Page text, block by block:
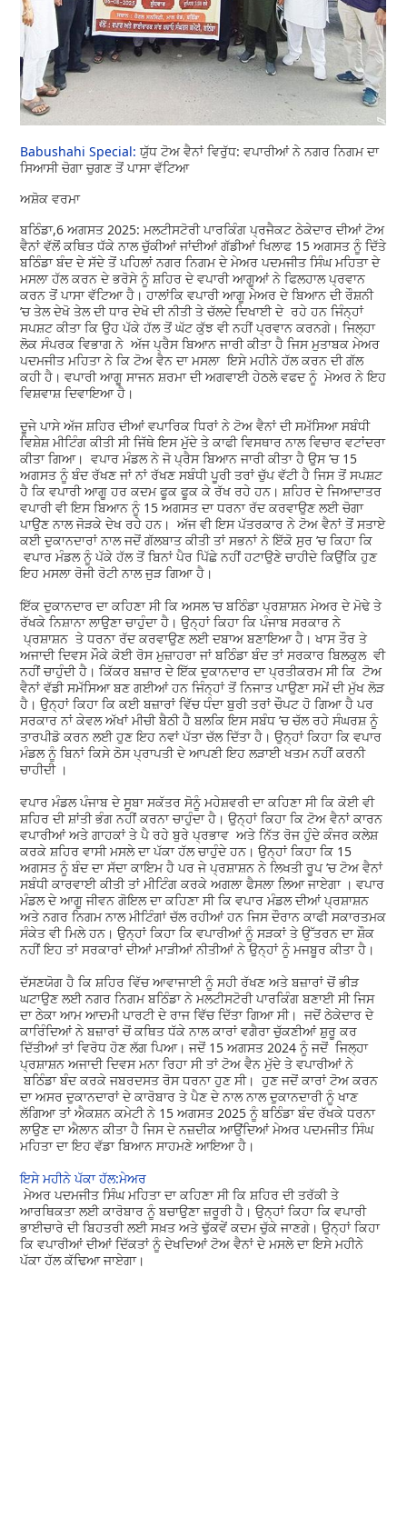
Babushahi Special: ਯੁੱਧ ਟੋਅ ਵੈਨਾਂ ਵਿਰੁੱਧ: ਵਪਾਰੀਆਂ ਨੇ ਨਗਰ ਨਿਗਮ ਦਾ
ਸਿਆਸੀ ਚੋਗਾ ਚੁਗਣ ਤੋਂ ਪਾਸਾ ਵੱਟਿਆ
ਅਸ਼ੋਕ ਵਰਮਾ
ਬਠਿੰਡਾ,6 ਅਗਸਤ 2025: ਮਲਟੀਸਟੋਰੀ ਪਾਰਕਿੰਗ ਪ੍ਰਜੈਕਟ ਠੇਕੇਦਾਰ ਦੀਆਂ ਟੋਅ
ਵੈਨਾਂ ਵੱਲੋਂ ਕਥਿਤ ਧੱਕੇ ਨਾਲ ਚੁੱਕੀਆਂ ਜਾਂਦੀਆਂ ਗੱਡੀਆਂ ਖਿਲਾਫ 15 ਅਗਸਤ ਨੂੰ ਦਿੱਤੇ
ਬਠਿੰਡਾ ਬੰਦ ਦੇ ਸੱਦੇ ਤੋਂ ਪਹਿਲਾਂ ਨਗਰ ਨਿਗਮ ਦੇ ਮੇਅਰ ਪਦਮਜੀਤ ਸਿੰਘ ਮਹਿਤਾ ਦੇ
ਮਸਲਾ ਹੱਲ ਕਰਨ ਦੇ ਭਰੋਸੇ ਨੂੰ ਸ਼ਹਿਰ ਦੇ ਵਪਾਰੀ ਆਗੂਆਂ ਨੇ ਫਿਲਹਾਲ ਪ੍ਰਵਾਨ
ਕਰਨ ਤੋਂ ਪਾਸਾ ਵੱਟਿਆ ਹੈ। ਹਾਲਾਂਕਿ ਵਪਾਰੀ ਆਗੂ ਮੇਅਰ ਦੇ ਬਿਆਨ ਦੀ ਰੌਸ਼ਨੀ
’ਚ ਤੇਲ ਦੇਖੋ ਤੇਲ ਦੀ ਧਾਰ ਦੇਖੋ ਦੀ ਨੀਤੀ ਤੇ ਚੱਲਦੇ ਦਿਖਾਈ ਦੇ ਰਹੇ ਹਨ ਜਿੰਨ੍ਹਾਂ
ਸਪਸ਼ਟ ਕੀਤਾ ਕਿ ਉਹ ਪੱਕੇ ਹੱਲ ਤੋਂ ਘੱਟ ਕੁੱਝ ਵੀ ਨਹੀਂ ਪ੍ਰਵਾਨ ਕਰਨਗੇ। ਜਿਲ੍ਹਾ
ਲੋਕ ਸੰਪਰਕ ਵਿਭਾਗ ਨੇ ਅੱਜ ਪ੍ਰੈਸ ਬਿਆਨ ਜਾਰੀ ਕੀਤਾ ਹੈ ਜਿਸ ਮੁਤਾਬਕ ਮੇਅਰ
ਪਦਮਜੀਤ ਮਹਿਤਾ ਨੇ ਕਿ ਟੋਅ ਵੈਨ ਦਾ ਮਸਲਾ ਇਸੇ ਮਹੀਨੇ ਹੱਲ ਕਰਨ ਦੀ ਗੱਲ
ਕਹੀ ਹੈ। ਵਪਾਰੀ ਆਗੂ ਸਾਜਨ ਸ਼ਰਮਾ ਦੀ ਅਗਵਾਈ ਹੇਠਲੇ ਵਫਦ ਨੂੰ ਮੇਅਰ ਨੇ ਇਹ
ਵਿਸ਼ਵਾਸ਼ ਦਿਵਾਇਆ ਹੈ।
ਦੂਜੇ ਪਾਸੇ ਅੱਜ ਸ਼ਹਿਰ ਦੀਆਂ ਵਪਾਰਿਕ ਧਿਰਾਂ ਨੇ ਟੋਅ ਵੈਨਾਂ ਦੀ ਸਮੱਸਿਆ ਸਬੰਧੀ
ਵਿਸ਼ੇਸ਼ ਮੀਟਿੰਗ ਕੀਤੀ ਸੀ ਜਿੱਥੇ ਇਸ ਮੁੱਦੇ ਤੇ ਕਾਫੀ ਵਿਸਥਾਰ ਨਾਲ ਵਿਚਾਰ ਵਟਾਂਦਰਾ
ਕੀਤਾ ਗਿਆ। ਵਪਾਰ ਮੰਡਲ ਨੇ ਜੋ ਪ੍ਰੈਸ ਬਿਆਨ ਜਾਰੀ ਕੀਤਾ ਹੈ ਉਸ ’ਚ 15
ਅਗਸਤ ਨੂੰ ਬੰਦ ਰੱਖਣ ਜਾਂ ਨਾਂ ਰੱਖਣ ਸਬੰਧੀ ਪੂਰੀ ਤਰਾਂ ਚੁੱਪ ਵੱਟੀ ਹੈ ਜਿਸ ਤੋਂ ਸਪਸ਼ਟ
ਹੈ ਕਿ ਵਪਾਰੀ ਆਗੂ ਹਰ ਕਦਮ ਫੂਕ ਫੂਕ ਕੇ ਰੱਖ ਰਹੇ ਹਨ। ਸ਼ਹਿਰ ਦੇ ਜਿਆਦਾਤਰ
ਵਪਾਰੀ ਵੀ ਇਸ ਬਿਆਨ ਨੂੰ 15 ਅਗਸਤ ਦਾ ਧਰਨਾ ਰੱਦ ਕਰਵਾਉਣ ਲਈ ਚੋਗਾ
ਪਾਉਣ ਨਾਲ ਜੋੜਕੇ ਦੇਖ ਰਹੇ ਹਨ। ਅੱਜ ਵੀ ਇਸ ਪੱਤਰਕਾਰ ਨੇ ਟੋਅ ਵੈਨਾਂ ਤੋਂ ਸਤਾਏ
ਕਈ ਦੁਕਾਨਦਾਰਾਂ ਨਾਲ ਜਦੋਂ ਗੱਲਬਾਤ ਕੀਤੀ ਤਾਂ ਸਭਨਾਂ ਨੇ ਇੱਕੋ ਸੁਰ ’ਚ ਕਿਹਾ ਕਿ
ਵਪਾਰ ਮੰਡਲ ਨੂੰ ਪੱਕੇ ਹੱਲ ਤੋਂ ਬਿਨਾਂ ਪੈਰ ਪਿੱਛੇ ਨਹੀਂ ਹਟਾਉਣੇ ਚਾਹੀਦੇ ਕਿਉਂਕਿ ਹੁਣ
ਇਹ ਮਸਲਾ ਰੋਜੀ ਰੋਟੀ ਨਾਲ ਜੁੜ ਗਿਆ ਹੈ।
ਇੱਕ ਦੁਕਾਨਦਾਰ ਦਾ ਕਹਿਣਾ ਸੀ ਕਿ ਅਸਲ ’ਚ ਬਠਿੰਡਾ ਪ੍ਰਸ਼ਾਸ਼ਨ ਮੇਅਰ ਦੇ ਮੋਢੇ ਤੇ
ਰੱਖਕੇ ਨਿਸ਼ਾਨਾ ਲਾਉਣਾ ਚਾਹੁੰਦਾ ਹੈ। ਉਨ੍ਹਾਂ ਕਿਹਾ ਕਿ ਪੰਜਾਬ ਸਰਕਾਰ ਨੇ
ਪ੍ਰਸ਼ਾਸ਼ਨ ਤੇ ਧਰਨਾ ਰੱਦ ਕਰਵਾਉਣ ਲਈ ਦਬਾਅ ਬਣਾਇਆ ਹੈ। ਖਾਸ ਤੌਰ ਤੇ
ਅਜਾਦੀ ਦਿਵਸ ਮੌਕੇ ਕੋਈ ਰੋਸ ਮੁਜ਼ਾਹਰਾ ਜਾਂ ਬਠਿੰਡਾ ਬੰਦ ਤਾਂ ਸਰਕਾਰ ਬਿਲਕੁਲ ਵੀ
ਨਹੀਂ ਚਾਹੁੰਦੀ ਹੈ। ਕਿੱਕਰ ਬਜ਼ਾਰ ਦੇ ਇੱਕ ਦੁਕਾਨਦਾਰ ਦਾ ਪ੍ਰਤੀਕਰਮ ਸੀ ਕਿ ਟੋਅ
ਵੈਨਾਂ ਵੱਡੀ ਸਮੱਸਿਆ ਬਣ ਗਈਆਂ ਹਨ ਜਿੰਨ੍ਹਾਂ ਤੋਂ ਨਿਜਾਤ ਪਾਉਣਾ ਸਮੇਂ ਦੀ ਮੁੱਖ ਲੋੜ
ਹੈ। ਉਨ੍ਹਾਂ ਕਿਹਾ ਕਿ ਕਈ ਬਜ਼ਾਰਾਂ ਵਿੱਚ ਧੰਦਾ ਬੁਰੀ ਤਰਾਂ ਚੌਪਟ ਹੋ ਗਿਆ ਹੈ ਪਰ
ਸਰਕਾਰ ਨਾਂ ਕੇਵਲ ਅੱਖਾਂ ਮੀਚੀ ਬੈਠੀ ਹੈ ਬਲਕਿ ਇਸ ਸਬੰਧ ’ਚ ਚੱਲ ਰਹੇ ਸੰਘਰਸ਼ ਨੂੰ
ਤਾਰਪੀਡੋ ਕਰਨ ਲਈ ਹੁਣ ਇਹ ਨਵਾਂ ਪੱਤਾ ਚੱਲ ਦਿੱਤਾ ਹੈ। ਉਨ੍ਹਾਂ ਕਿਹਾ ਕਿ ਵਪਾਰ
ਮੰਡਲ ਨੂੰ ਬਿਨਾਂ ਕਿਸੇ ਠੋਸ ਪ੍ਰਾਪਤੀ ਦੇ ਆਪਣੀ ਇਹ ਲੜਾਈ ਖਤਮ ਨਹੀਂ ਕਰਨੀ
ਚਾਹੀਦੀ ।
ਵਪਾਰ ਮੰਡਲ ਪੰਜਾਬ ਦੇ ਸੂਬਾ ਸਕੱਤਰ ਸੋਨੂੰ ਮਹੇਸ਼ਵਰੀ ਦਾ ਕਹਿਣਾ ਸੀ ਕਿ ਕੋਈ ਵੀ
ਸ਼ਹਿਰ ਦੀ ਸ਼ਾਂਤੀ ਭੰਗ ਨਹੀਂ ਕਰਨਾ ਚਾਹੁੰਦਾ ਹੈ। ਉਨ੍ਹਾਂ ਕਿਹਾ ਕਿ ਟੋਅ ਵੈਨਾਂ ਕਾਰਨ
ਵਪਾਰੀਆਂ ਅਤੇ ਗਾਹਕਾਂ ਤੇ ਪੈ ਰਹੇ ਬੁਰੇ ਪ੍ਰਭਾਵ ਅਤੇ ਨਿੱਤ ਰੋਜ ਹੁੰਦੇ ਕੰਜਰ ਕਲੇਸ਼
ਕਰਕੇ ਸ਼ਹਿਰ ਵਾਸੀ ਮਸਲੇ ਦਾ ਪੱਕਾ ਹੱਲ ਚਾਹੁੰਦੇ ਹਨ। ਉਨ੍ਹਾਂ ਕਿਹਾ ਕਿ 15
ਅਗਸਤ ਨੂੰ ਬੰਦ ਦਾ ਸੱਦਾ ਕਾਇਮ ਹੈ ਪਰ ਜੇ ਪ੍ਰਸ਼ਾਸ਼ਨ ਨੇ ਲਿਖਤੀ ਰੂਪ ’ਚ ਟੋਅ ਵੈਨਾਂ
ਸਬੰਧੀ ਕਾਰਵਾਈ ਕੀਤੀ ਤਾਂ ਮੀਟਿੰਗ ਕਰਕੇ ਅਗਲਾ ਫੈਸਲਾ ਲਿਆ ਜਾਏਗਾ । ਵਪਾਰ
ਮੰਡਲ ਦੇ ਆਗੂ ਜੀਵਨ ਗੋਇਲ ਦਾ ਕਹਿਣਾ ਸੀ ਕਿ ਵਪਾਰ ਮੰਡਲ ਦੀਆਂ ਪ੍ਰਸ਼ਾਸ਼ਨ
ਅਤੇ ਨਗਰ ਨਿਗਮ ਨਾਲ ਮੀਟਿੰਗਾਂ ਚੱਲ ਰਹੀਆਂ ਹਨ ਜਿਸ ਦੌਰਾਨ ਕਾਫੀ ਸਕਾਰਤਮਕ
ਸੰਕੇਤ ਵੀ ਮਿਲੇ ਹਨ। ਉਨ੍ਹਾਂ ਕਿਹਾ ਕਿ ਵਪਾਰੀਆਂ ਨੂੰ ਸੜਕਾਂ ਤੇ ਉੱਤਰਨ ਦਾ ਸ਼ੌਕ
ਨਹੀਂ ਇਹ ਤਾਂ ਸਰਕਾਰਾਂ ਦੀਆਂ ਮਾੜੀਆਂ ਨੀਤੀਆਂ ਨੇ ਉਨ੍ਹਾਂ ਨੂੰ ਮਜਬੂਰ ਕੀਤਾ ਹੈ।
ਦੱਸਣਯੋਗ ਹੈ ਕਿ ਸ਼ਹਿਰ ਵਿੱਚ ਆਵਾਜਾਈ ਨੂੰ ਸਹੀ ਰੱਖਣ ਅਤੇ ਬਜ਼ਾਰਾਂ ਚੋਂ ਭੀੜ
ਘਟਾਉਣ ਲਈ ਨਗਰ ਨਿਗਮ ਬਠਿੰਡਾ ਨੇ ਮਲਟੀਸਟੋਰੀ ਪਾਰਕਿੰਗ ਬਣਾਈ ਸੀ ਜਿਸ
ਦਾ ਠੇਕਾ ਆਮ ਆਦਮੀ ਪਾਰਟੀ ਦੇ ਰਾਜ ਵਿੱਚ ਦਿੱਤਾ ਗਿਆ ਸੀ। ਜਦੋਂ ਠੇਕੇਦਾਰ ਦੇ
ਕਾਰਿੰਦਿਆਂ ਨੇ ਬਜ਼ਾਰਾਂ ਚੋਂ ਕਥਿਤ ਧੱਕੇ ਨਾਲ ਕਾਰਾਂ ਵਗੈਰਾ ਚੁੱਕਣੀਆਂ ਸ਼ੁਰੂ ਕਰ
ਦਿੱਤੀਆਂ ਤਾਂ ਵਿਰੋਧ ਹੋਣ ਲੱਗ ਪਿਆ। ਜਦੋਂ 15 ਅਗਸਤ 2024 ਨੂੰ ਜਦੋਂ ਜਿਲ੍ਹਾ
ਪ੍ਰਸ਼ਾਸ਼ਨ ਅਜਾਦੀ ਦਿਵਸ ਮਨਾ ਰਿਹਾ ਸੀ ਤਾਂ ਟੋਅ ਵੈਨ ਮੁੱਦੇ ਤੇ ਵਪਾਰੀਆਂ ਨੇ
ਬਠਿੰਡਾ ਬੰਦ ਕਰਕੇ ਜਬਰਦਸਤ ਰੋਸ ਧਰਨਾ ਹੁਣ ਸੀ। ਹੁਣ ਜਦੋਂ ਕਾਰਾਂ ਟੋਅ ਕਰਨ
ਦਾ ਅਸਰ ਦੁਕਾਨਦਾਰਾਂ ਦੇ ਕਾਰੋਬਾਰ ਤੇ ਪੈਣ ਦੇ ਨਾਲ ਨਾਲ ਦੁਕਾਨਦਾਰੀ ਨੂੰ ਖਾਣ
ਲੱਗਿਆ ਤਾਂ ਐਕਸ਼ਨ ਕਮੇਟੀ ਨੇ 15 ਅਗਸਤ 2025 ਨੂੰ ਬਠਿੰਡਾ ਬੰਦ ਰੱਖਕੇ ਧਰਨਾ
ਲਾਉਣ ਦਾ ਐਲਾਨ ਕੀਤਾ ਹੈ ਜਿਸ ਦੇ ਨਜ਼ਦੀਕ ਆਉਂਦਿਆਂ ਮੇਅਰ ਪਦਮਜੀਤ ਸਿੰਘ
ਮਹਿਤਾ ਦਾ ਇਹ ਵੱਡਾ ਬਿਆਨ ਸਾਹਮਣੇ ਆਇਆ ਹੈ।
ਇਸੇ ਮਹੀਨੇ ਪੱਕਾ ਹੱਲ:ਮੇਅਰ
ਮੇਅਰ ਪਦਮਜੀਤ ਸਿੰਘ ਮਹਿਤਾ ਦਾ ਕਹਿਣਾ ਸੀ ਕਿ ਸ਼ਹਿਰ ਦੀ ਤਰੱਕੀ ਤੇ
ਆਰਥਿਕਤਾ ਲਈ ਕਾਰੋਬਾਰ ਨੂੰ ਬਚਾਉਣਾ ਜ਼ਰੂਰੀ ਹੈ। ਉਨ੍ਹਾਂ ਕਿਹਾ ਕਿ ਵਪਾਰੀ
ਭਾਈਚਾਰੇ ਦੀ ਬਿਹਤਰੀ ਲਈ ਸਖ਼ਤ ਅਤੇ ਢੁੱਕਵੇਂ ਕਦਮ ਚੁੱਕੇ ਜਾਣਗੇ। ਉਨ੍ਹਾਂ ਕਿਹਾ
ਕਿ ਵਪਾਰੀਆਂ ਦੀਆਂ ਦਿੱਕਤਾਂ ਨੂੰ ਦੇਖਦਿਆਂ ਟੋਅ ਵੈਨਾਂ ਦੇ ਮਸਲੇ ਦਾ ਇਸੇ ਮਹੀਨੇ
ਪੱਕਾ ਹੱਲ ਕੱਢਿਆ ਜਾਏਗਾ।